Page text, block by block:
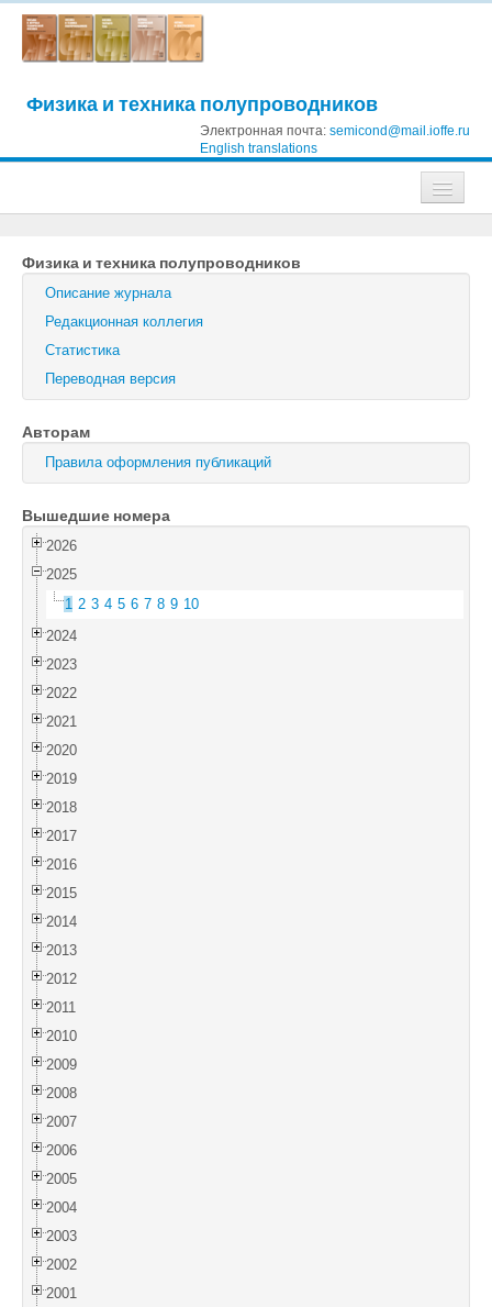
Физика и техника полупроводников
Электронная почта: semicond@mail.ioffe.ru
English translations
Журнал технической физики
Письма в Журнал технической физики
Физика твердого тела
Физика и техника полупроводников
Оптика и спектроскопия
Поиск
Войти
Физика и техника полупроводников
Описание журнала
Редакционная коллегия
Статистика
Переводная версия
Авторам
Правила оформления публикаций
Вышедшие номера
2026
2025
1 2 3 4 5 6 7 8 9 10
2024
2023
2022
2021
2020
2019
2018
2017
2016
2015
2014
2013
2012
2011
2010
2009
2008
2007
2006
2005
2004
2003
2002
2001